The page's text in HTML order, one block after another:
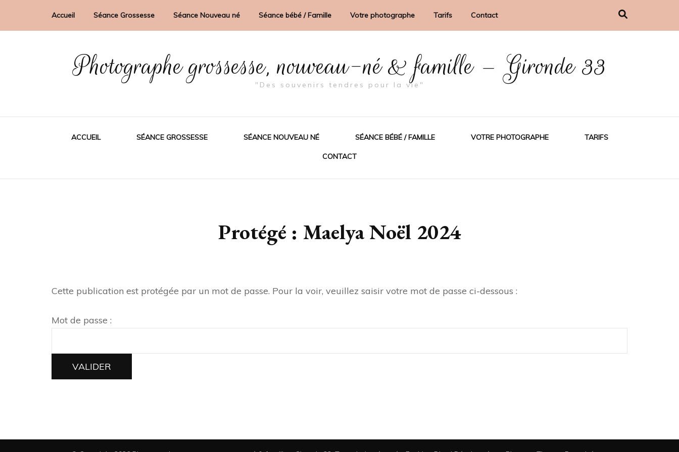
Accueil Séance Grossesse Séance Nouveau né Séance bébé / Famille Votre photographe Tarifs Contact
Photographe grossesse, nouveau-né & famille – Gironde 33
"Des souvenirs tendres pour la vie"
ACCUEIL SÉANCE GROSSESSE SÉANCE NOUVEAU NÉ SÉANCE BÉBÉ / FAMILLE VOTRE PHOTOGRAPHE TARIFS
CONTACT
Protégé : Maelya Noël 2024
Cette publication est protégée par un mot de passe. Pour la voir, veuillez saisir votre mot de passe ci-dessous :
Mot de passe :